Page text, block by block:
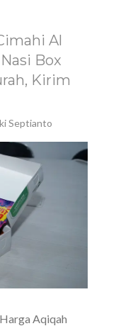
Al
Box
Kirim
Septianto
Aqiqah